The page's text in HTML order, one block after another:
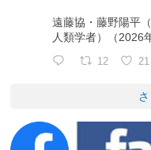
遠藤協・藤野陽平
人類学者）（2026
12 21